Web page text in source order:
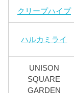
クリープハイプ
ハルカミライ
UNISON
SQUARE
GARDEN